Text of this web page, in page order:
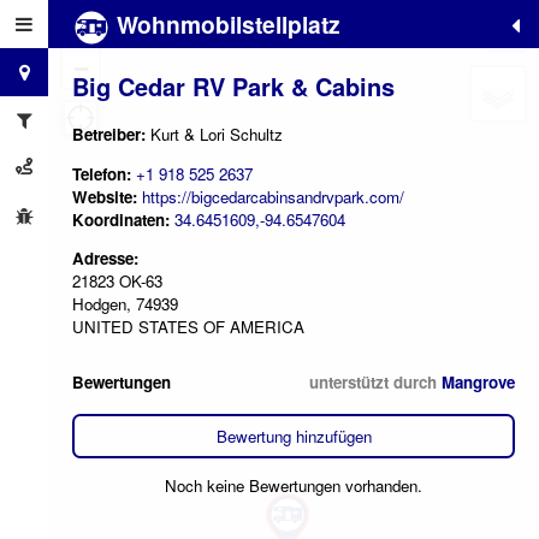
Wohnmobilstellplatz
Big Cedar RV Park & Cabins
Betreiber: Kurt & Lori Schultz
Telefon: +1 918 525 2637
Website: https://bigcedarcabinsandrvpark.com/
Koordinaten: 34.6451609,-94.6547604
Adresse:
21823 OK-63
Hodgen, 74939
UNITED STATES OF AMERICA
Bewertungen unterstützt durch Mangrove
Bewertung hinzufügen
Noch keine Bewertungen vorhanden.
+